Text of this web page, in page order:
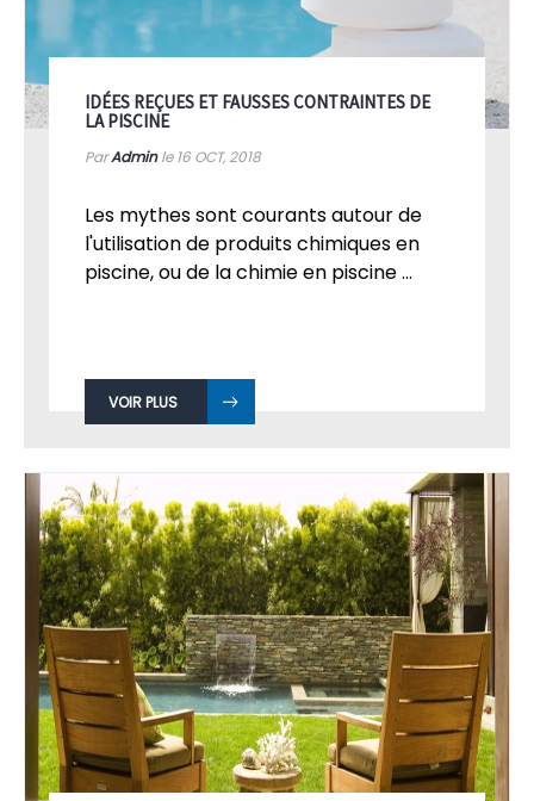
IDÉES REÇUES ET FAUSSES CONTRAINTES DE
LA PISCINE
ParAdminle 16 OCT, 2018
Les mythes sont courants autour de
l'utilisation de produits chimiques en
piscine, ou de la chimie en piscine ...
VOIR PLUS